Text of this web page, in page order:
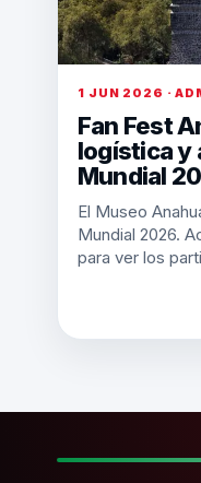
1 JUN 2026 ·
Fan Fest
logística y
Mundial
El Museo
Mundial 2026.
para ver los